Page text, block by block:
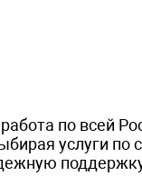
по всей
услуги